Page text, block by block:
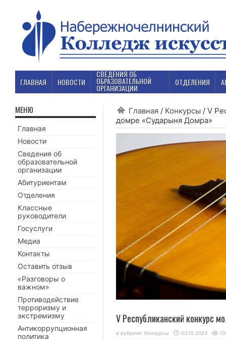
ГЛАВНАЯ НОВОСТИ
СВЕДЕНИЯ ОБ
ОБРАЗОВАТЕЛЬНОЙ
ОРГАНИЗАЦИИ
ОТДЕЛЕНИЯ
Главная / Конкурсы / V
домре «Сударыня Домра»
V Республиканский конкурс
в рубрике: Конкурсы 03.10.2024
МЕНЮ
Главная
Новости
Сведения об
образовательной
организации
Абитуриентам
Отделения
Классные
руководители
Госуслуги
Медиа
Контакты
Оставить отзыв
«Разговоры о
важном»
Противодействие
терроризму и
экстремизму
Антикоррупционная
политика